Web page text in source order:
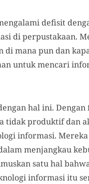
defisit
di perpustakaan.
mana pun dan
untuk mencari
hal ini.
tidak produktif dan
informasi.
menjangkau
satu hal
informasi itu